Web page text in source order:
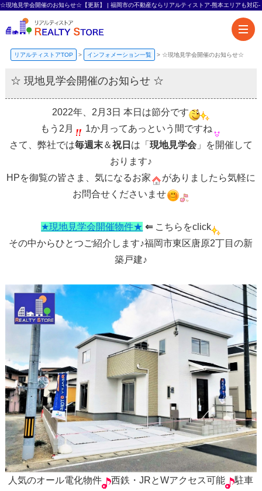
☆現地見学会開催のお知らせ☆【更新】 | 福岡市の不動産ならリアルティストア-熊本エリアも対応-
リアルティストアTOP > インフォメーション一覧 > ☆現地見学会開催のお知らせ☆
☆ 現地見学会開催のお知らせ ☆
2022年、2月3日 本日は節分です
もう2月
1か月ってあっという間ですね
さて、弊社では毎週末＆祝日 は 「 現地見学会」
を開催して
おります♪
HPを御覧の皆さま、気になるお家
がありましたら気軽に
お問合せくださいませ
★現地見学会開催物件★ ⇐ こちらをclick
その中からひとつご紹介します♪福岡市東区唐原2丁目の新
築戸建♪
人気のオール電化物件 西鉄・JRとWアクセス可能
駐車